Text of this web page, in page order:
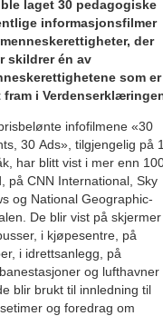
laget 30 pedagogiske
informasjonsfilmer
der
skildrer én av
som er
fram i
infofilmene «30
30 Ads», tilgjengelig på
har blitt vist i mer enn
på CNN International, Sky
og National Geographic-
De blir vist på skjermer
i kjøpesentre, på
i idrettsanlegg, på
og lufthavner
blir brukt til innledning til
og foredrag om